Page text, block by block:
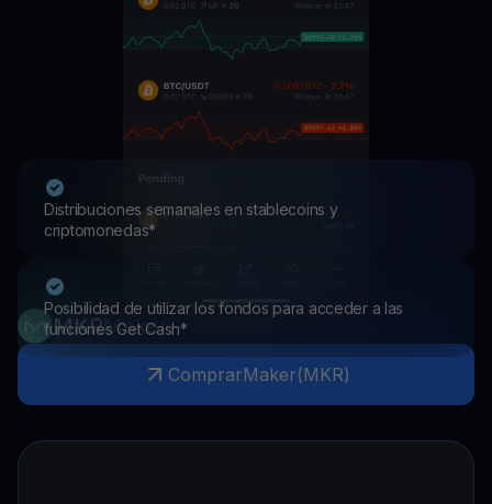
Distribuciones semanales en stablecoins y
criptomonedas*
Posibilidad de utilizar los fondos para acceder a las
funciones Get Cash*
MKRMaker
ComprarMaker(MKR)